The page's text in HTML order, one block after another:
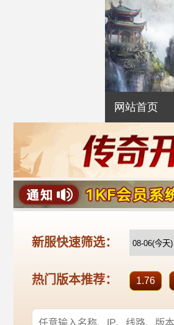
网站首页